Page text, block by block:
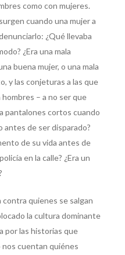
como con mujeres.
cuando una mujer a
¿Qué llevaba
¿Era una mala
buena mujer, o una mala
y las conjeturas a las que
– a no ser que
pantalones cortos cuando
antes de ser disparado?
de su vida antes de
en la calle? ¿Era un
quienes se salgan
la cultura dominante
por las historias que
nos cuentan quiénes